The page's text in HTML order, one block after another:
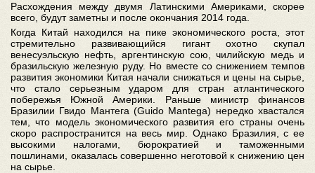
Расхождения между двумя Латинскими Америками, скорее
всего, будут заметны и после окончания 2014 года.
Когда Китай находился на пике экономического роста, этот
стремительно развивающийся гигант охотно скупал
венесуэльскую нефть, аргентинскую сою, чилийскую медь и
бразильскую железную руду. Но вместе со снижением темпов
развития экономики Китая начали снижаться и цены на сырье,
что стало серьезным ударом для стран атлантического
побережья Южной Америки. Раньше министр финансов
Бразилии Гвидо Мантега (Guido Mantega) нередко хвастался
тем, что модель экономического развития его страны очень
скоро распространится на весь мир. Однако Бразилия, с ее
высокими налогами, бюрократией и таможенными
пошлинами, оказалась совершенно неготовой к снижению цен
на сырье.